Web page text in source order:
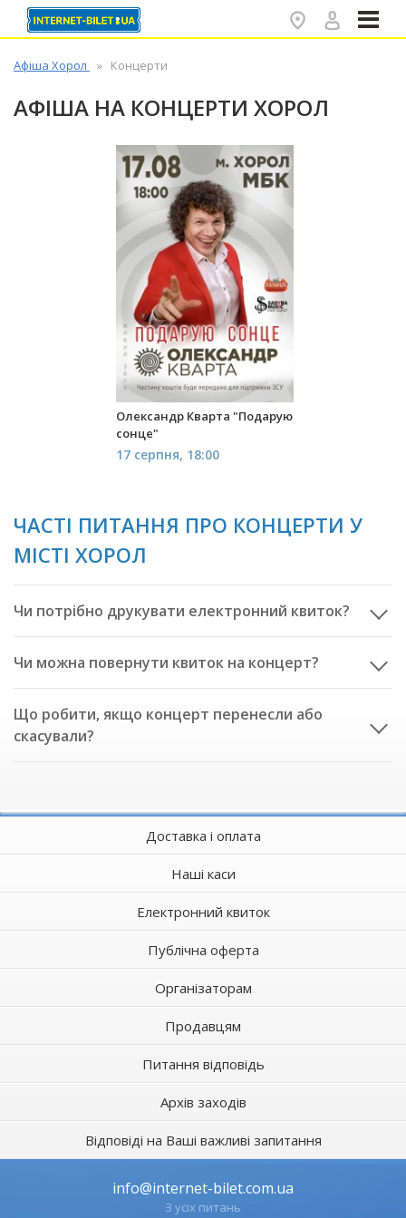
Афіша Хорол Концерти
АФІША НА КОНЦЕРТИ ХОРОЛ
Олександр Кварта "Подарую
сонце"
17 серпня, 18:00
ЧАСТІ ПИТАННЯ ПРО КОНЦЕРТИ У
МІСТІ ХОРОЛ
Чи потрібно друкувати електронний квиток?
Чи можна повернути квиток на концерт?
Що робити, якщо концерт перенесли або
скасували?
Доставка і оплата
Наші каси
Електронний квиток
Публічна оферта
Організаторам
Продавцям
Питання відповідь
Архів заходів
Відповіді на Ваші важливі запитання
info@internet-bilet.com.ua
З усіх питань